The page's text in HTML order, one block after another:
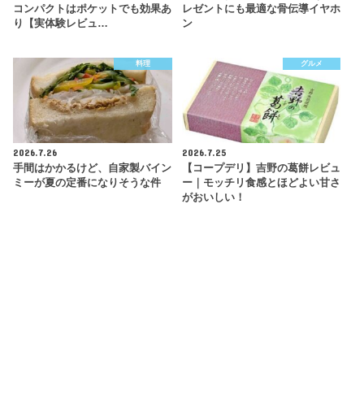
コンパクトはポケットでも効果あ
り【実体験レビュ…
レゼントにも最適な骨伝導イヤホ
ン
料理
2026.7.26
手間はかかるけど、自家製バイン
ミーが夏の定番になりそうな件
グルメ
2026.7.25
【コープデリ】吉野の葛餅レビュ
ー｜モッチリ食感とほどよい甘さ
がおいしい！